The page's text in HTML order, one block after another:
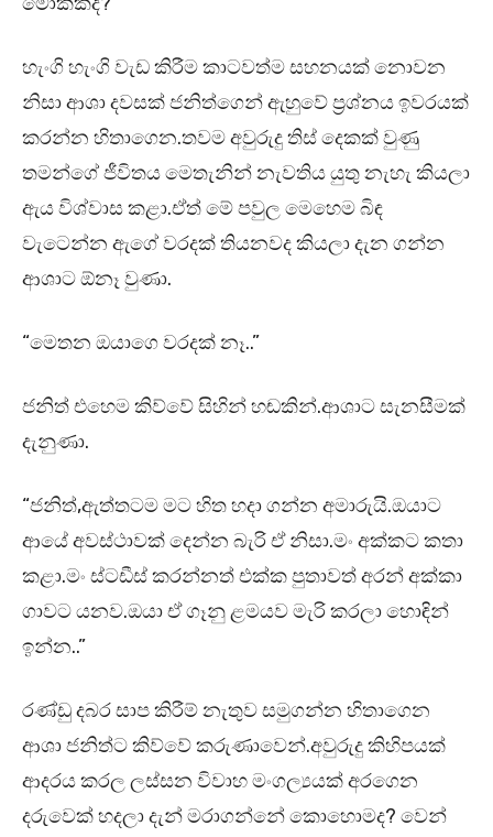
හැංගි හැංගි වැඩ කිරීම කාටවත්ම සහනයක් නොවන
නිසා ආශා දවසක් ජනිත්ගෙන් ඇහුවේ ප්‍රශ්නය ඉවරයක්
කරන්න හිතාගෙන.තවම අවුරුදු තිස් දෙකක් වුණු
තමන්ගේ ජීවිතය මෙතැනින් නැවතිය යුතු නැහැ කියලා
ඇය විශ්වාස කළා.ඒත් මේ පවුල මෙහෙම බිඳ
වැටෙන්න ඇගේ වරදක් තියනවද කියලා දැන ගන්න
ආශාට ඕනෑ වුණා.
“මෙතන ඔයාගෙ වරදක් නෑ..”
ජනිත් එහෙම කිව්වේ සිහින් හඬකින්.ආශාට සැනසීමක්
දැනුණා.
“ජනිත්,ඇත්තටම මට හිත හදා ගන්න අමාරුයි.ඔයාට
ආයේ අවස්ථාවක් දෙන්න බැරි ඒ නිසා.මං අක්කට කතා
කළා.මං ස්ටඩීස් කරන්නත් එක්ක පුතාවත් අරන් අක්කා
ගාවට යනව.ඔයා ඒ ගෑනු ළමයව මැරි කරලා හොඳින්
ඉන්න..”
රණ්ඩු දබර සාප කිරීම් නැතුව සමුගන්න හිතාගෙන
ආශා ජනිත්ට කිව්වේ කරුණාවෙන්.අවුරුදු කිහිපයක්
ආදරය කරල ලස්සන විවාහ මංගල්‍යයක් අරගෙන
දරුවෙක් හදලා දැන් මරාගන්නේ කොහොමද? වෙන්